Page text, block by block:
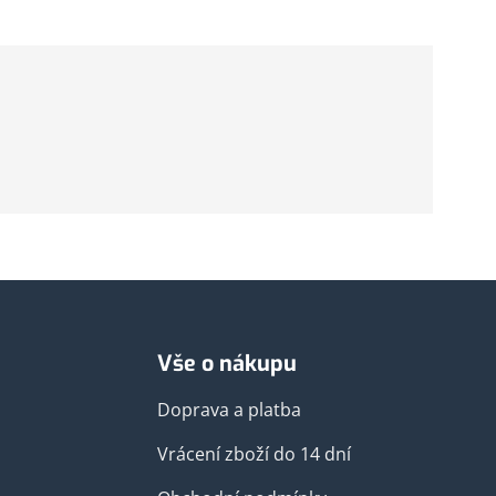
Vše o nákupu
Doprava a platba
Vrácení zboží do 14 dní